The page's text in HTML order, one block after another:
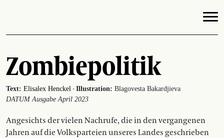
Zombiepolitik
Text: Elisalex Henckel · Illustration: Blagovesta Bakardjieva
DATUM Ausgabe April 2023
Angesichts der vielen Nachrufe, die in den ver­gangenen
Jahren auf die Volksparteien unseres Landes geschrieben